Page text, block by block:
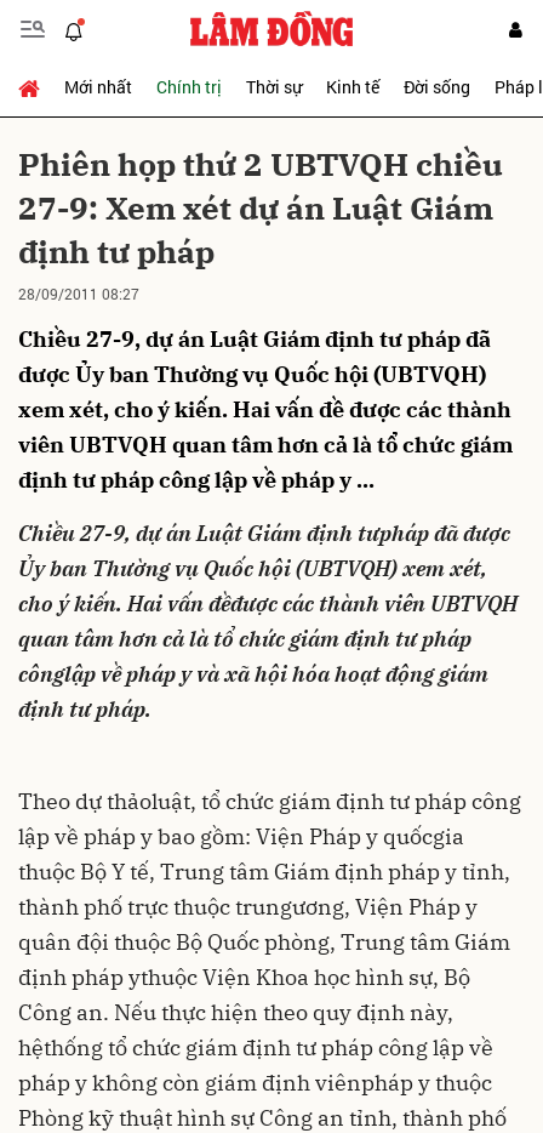
Mới nhất Chính trị Thời sự Kinh tế Đời sống Pháp
Phiên họp thứ 2 UBTVQH chiều
27-9: Xem xét dự án Luật Giám
định tư pháp
28/09/2011 08:27
Chiều 27-9, dự án Luật Giám định tư pháp đã
được Ủy ban Thường vụ Quốc hội (UBTVQH)
xem xét, cho ý kiến. Hai vấn đề được các thành
viên UBTVQH quan tâm hơn cả là tổ chức giám
định tư pháp công lập về pháp y ...
Chiều 27-9, dự án Luật Giám định tưpháp đã được
Ủy ban Thường vụ Quốc hội (UBTVQH) xem xét,
cho ý kiến. Hai vấn đềđược các thành viên UBTVQH
quan tâm hơn cả là tổ chức giám định tư pháp
cônglập về pháp y và xã hội hóa hoạt động giám
định tư pháp.
Theo dự thảoluật, tổ chức giám định tư pháp công
lập về pháp y bao gồm: Viện Pháp y quốcgia
thuộc Bộ Y tế, Trung tâm Giám định pháp y tỉnh,
thành phố trực thuộc trungương, Viện Pháp y
quân đội thuộc Bộ Quốc phòng, Trung tâm Giám
định pháp ythuộc Viện Khoa học hình sự, Bộ
Công an. Nếu thực hiện theo quy định này,
hệthống tổ chức giám định tư pháp công lập về
pháp y không còn giám định viênpháp y thuộc
Phòng kỹ thuật hình sự Công an tỉnh, thành phố
Gửi bình luận
Hủy Gửi